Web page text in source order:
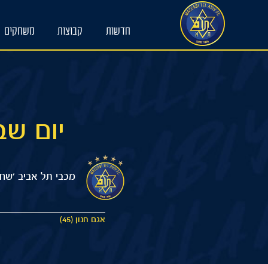
חדשות קבוצות משחקים
יום שבת 11/05/2024
מכבי תל אביב
אגם חנון (45)